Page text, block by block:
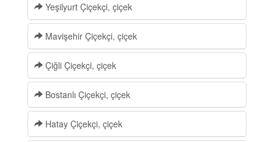
Yeşilyurt Çiçekçi, çiçek
Mavişehir Çiçekçi, çiçek
Çiğli Çiçekçi, çiçek
Bostanlı Çiçekçi, çiçek
Hatay Çiçekçi, çiçek